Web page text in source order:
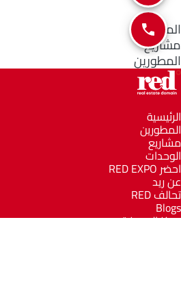
المناطق
مشاريع
المطورين
الرئيسية
المطورين
مشاريع
الوحدات
احضر RED EXPO
عن ريد
تحالف RED
Blogs
مركز المعرفة